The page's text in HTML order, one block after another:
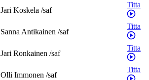
Jari Koskela /saf
Titta
SannaAntikainen /saf
Titta
Jari Ronkainen /saf
Titta
Olli Immonen /saf
Titta